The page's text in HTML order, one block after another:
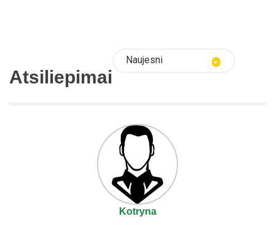
Atsiliepimai
Naujesni
Kotryna